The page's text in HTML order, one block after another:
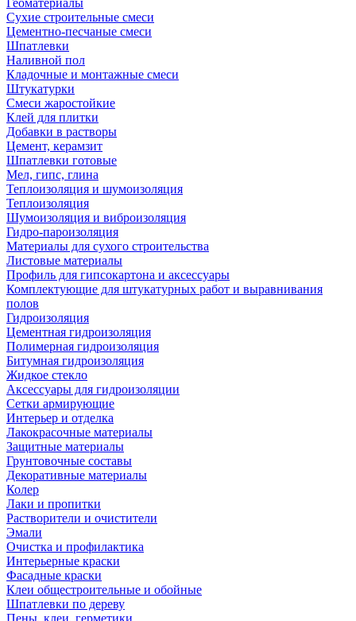
Геоматериалы
Сухие строительные смеси
Цементно-песчаные смеси
Шпатлевки
Наливной пол
Кладочные и монтажные смеси
Штукатурки
Смеси жаростойкие
Клей для плитки
Добавки в растворы
Цемент, керамзит
Шпатлевки готовые
Мел, гипс, глина
Теплоизоляция и шумоизоляция
Теплоизоляция
Шумоизоляция и виброизоляция
Гидро-пароизоляция
Материалы для сухого строительства
Листовые материалы
Профиль для гипсокартона и аксессуары
Комплектующие для штукатурных работ и выравнивания
полов
Гидроизоляция
Цементная гидроизоляция
Полимерная гидроизоляция
Битумная гидроизоляция
Жидкое стекло
Аксессуары для гидроизоляции
Сетки армирующие
Интерьер и отделка
Лакокрасочные материалы
Защитные материалы
Грунтовочные составы
Декоративные материалы
Колер
Лаки и пропитки
Растворители и очистители
Эмали
Очистка и профилактика
Интерьерные краски
Фасадные краски
Клеи общестроительные и обойные
Шпатлевки по дереву
Пены, клеи, герметики